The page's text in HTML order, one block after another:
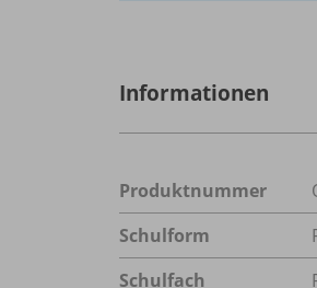
Informationen
Produktnummer
Schulform
Schulfach